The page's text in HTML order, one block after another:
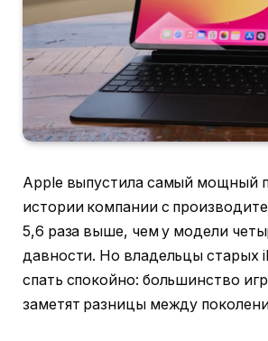
Apple выпустила самый мощный
истории компании с
5,6 раза выше, чем у модели
давности. Но владельцы старых
спать спокойно: большинство
заметят разницы между